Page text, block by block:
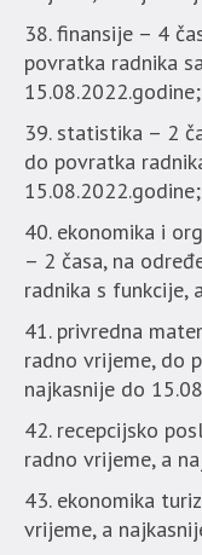
finansije – 4
povratka radnika
15.08.2022.godine;
statistika – 2
do povratka
15.08.2022.godine;
ekonomika i
– 2 časa, na
radnika s funkcije,
privredna
radno vrijeme, do
najkasnije do
recepcijsko
radno vrijeme, a
ekonomika
vrijeme, a